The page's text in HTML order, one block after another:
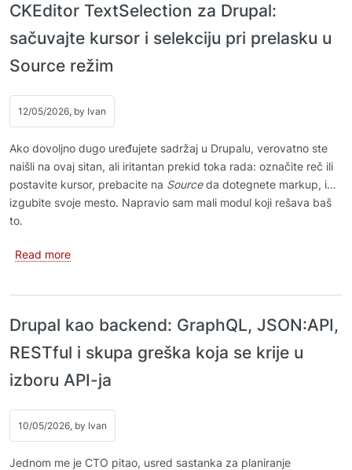
CKEditor TextSelection za Drupal:
sačuvajte kursor i selekciju pri prelasku u
Source režim
12/05/2026, by Ivan
Ako dovoljno dugo uređujete sadržaj u Drupalu, verovatno ste
naišli na ovaj sitan, ali iritantan prekid toka rada: označite reč ili
postavite kursor, prebacite na Sourceda dotegnete markup, i…
izgubite svoje mesto. Napravio sam mali modul koji rešava baš
to.
Read moreabout CKEditor TextSelection za Drupal: sačuvajte
Drupal kao backend: GraphQL, JSON:API,
RESTful i skupa greška koja se krije u
izboru API-ja
10/05/2026, by Ivan
Jednom me je CTO pitao, usred sastanka za planiranje